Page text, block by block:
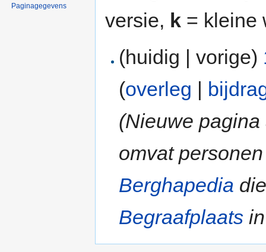
versie, k = kleine
(huidig | vorige)
(overleg |
(Nieuwe
omvat
Berghapedia
Begraafplaats
Paginagegevens